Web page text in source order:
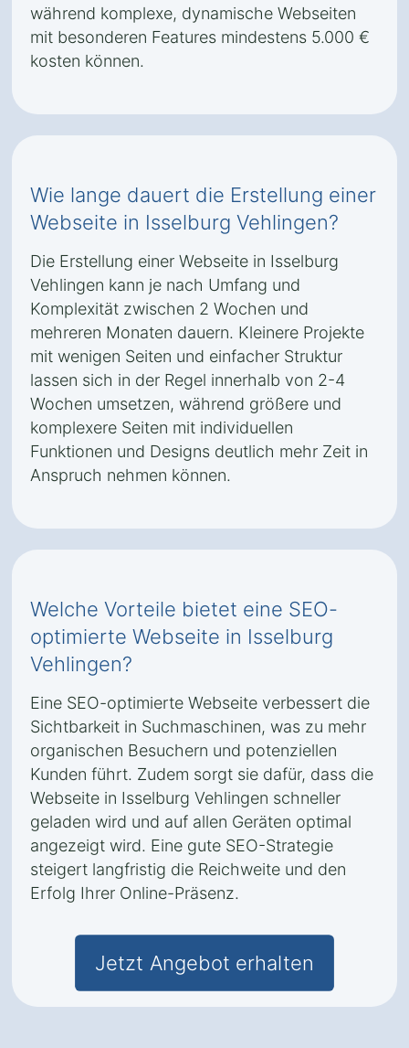
während komplexe, dynamische Webseiten
mit besonderen Features mindestens 5.000 €
kosten können.
Wie lange dauert die Erstellung einer
Webseite in Isselburg Vehlingen?
Die Erstellung einer Webseite in Isselburg
Vehlingen kann je nach Umfang und
Komplexität zwischen 2 Wochen und
mehreren Monaten dauern. Kleinere Projekte
mit wenigen Seiten und einfacher Struktur
lassen sich in der Regel innerhalb von 2-4
Wochen umsetzen, während größere und
komplexere Seiten mit individuellen
Funktionen und Designs deutlich mehr Zeit in
Anspruch nehmen können.
Welche Vorteile bietet eine SEO-
optimierte Webseite in Isselburg
Vehlingen?
Eine SEO-optimierte Webseite verbessert die
Sichtbarkeit in Suchmaschinen, was zu mehr
organischen Besuchern und potenziellen
Kunden führt. Zudem sorgt sie dafür, dass die
Webseite in Isselburg Vehlingen schneller
geladen wird und auf allen Geräten optimal
angezeigt wird. Eine gute SEO-Strategie
steigert langfristig die Reichweite und den
Erfolg Ihrer Online-Präsenz.
Jetzt Angebot erhalten